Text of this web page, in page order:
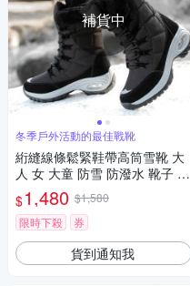
補貨中
冬季戶外活動的最佳戰靴
絎縫線條鬆緊鞋帶高筒雪靴 大
人 女 大童 防雪 防潑水 靴子 滑
雪 雪鞋 寒流 保暖 日本 韓國 橘
魔法 現貨【BB9175】
$1,480 $1,580
限時下殺
券
貨到通知我